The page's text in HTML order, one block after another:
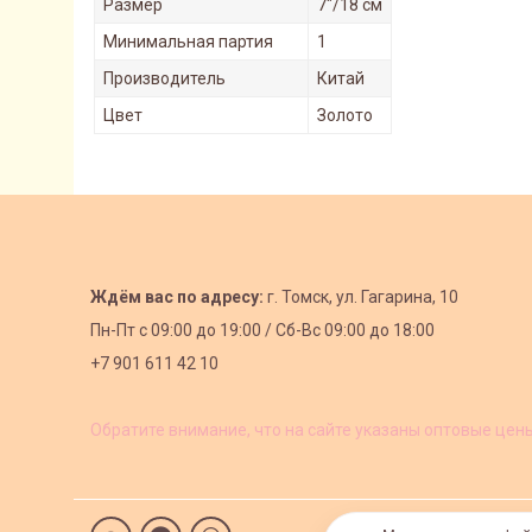
Размер
7"/18 см
Минимальная партия
1
Производитель
Китай
Цвет
Золото
Ждём вас по адресу: г. Томск, ул. Гагарина, 10
Пн-Пт с09:00 до 19:00 /Сб-Вс 09:00 до 18:00
+7 901 611 42 10
Обратите внимание, что на сайте указаны оптовые